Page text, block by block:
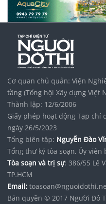
Cơ quan chủ quản: Viện
tầng (Tổng hội Xây dựng Việt
Thành lập: 12/6/2006
Giấy phép hoạt động Tạp chí
ngày 26/5/2023
Tổng biên tập: Nguyễn Đào
Tổng thư ký tòa soạn, Ủy viên
Tòa soạn và trị sự: 386/55 Lê
TP.HCM
Email:
Bản quyền © 2017 Người Đô